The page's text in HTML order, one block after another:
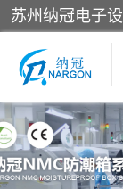
电子防潮箱